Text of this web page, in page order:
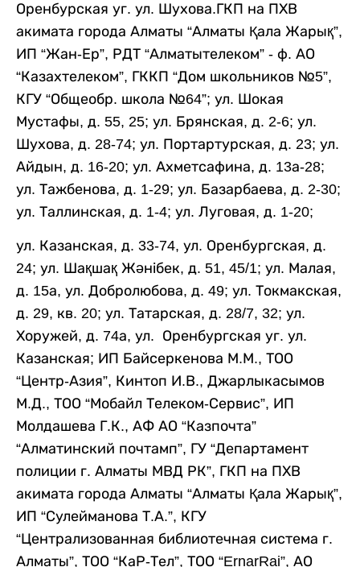
Оренбурская уг. ул. Шухова.ГКП на ПХВ
акимата города Алматы “Алматы Қала Жарық”,
ИП “Жан-Ер”, РДТ “Алматытелеком” - ф. АО
“Казахтелеком”, ГККП “Дом школьников №5”,
КГУ “Общеобр. школа №64”; ул. Шокая
Мустафы, д. 55, 25; ул. Брянская, д. 2-6; ул.
Шухова, д. 28-74; ул. Портартурская, д. 23; ул.
Айдын, д. 16-20; ул. Ахметсафина, д. 13а-28;
ул. Тажбенова, д. 1-29; ул. Базарбаева, д. 2-30;
ул. Таллинская, д. 1-4; ул. Луговая, д. 1-20;
ул. Казанская, д. 33-74, ул. Оренбургская, д.
24; ул. Шақшақ Жәнібек, д. 51, 45/1; ул. Малая,
д. 15а, ул. Добролюбова, д. 49; ул. Токмакская,
д. 29, кв. 20; ул. Татарская, д. 28/7, 32; ул.
Хоружей, д. 74а, ул. Оренбургская уг. ул.
Казанская; ИП Байсеркенова М.М., ТОО
“Центр-Азия”, Кинтоп И.В., Джарлыкасымов
М.Д., ТОО “Мобайл Телеком-Сервис”, ИП
Молдашева Г.К., АФ АО “Казпочта”
“Алматинский почтамп”, ГУ “Департамент
полиции г. Алматы МВД РК”, ГКП на ПХВ
акимата города Алматы “Алматы Қала Жарық”,
ИП “Сулейманова Т.А.”, КГУ
“Централизованная библиотечная система г.
Алматы”, ТОО “КаР-Тел”, ТОО “ErnarRai”, АО